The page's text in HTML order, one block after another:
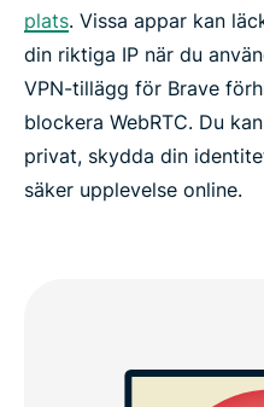
plats. Vissa appar kan
din riktiga IP när du
VPN-tillägg för Brave
blockera WebRTC. Du
privat, skydda din
säker upplevelse online.